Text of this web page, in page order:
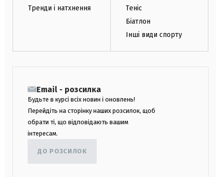
Тренди і натхнення
Теніс
Біатлон
Інші види спорту
Email - розсилка
Будьте в курсі всіх новин і оновлень!
Перейдіть на сторінку наших розсилок, щоб
обрати ті, що відповідають вашим
інтересам.
ДО РОЗСИЛОК